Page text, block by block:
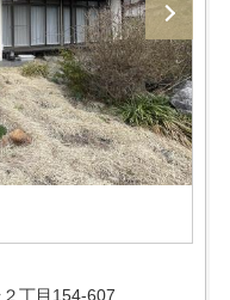
丁目154-607